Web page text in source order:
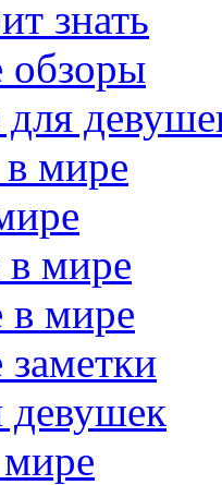
знать
обзоры
мире
в мире
в мире